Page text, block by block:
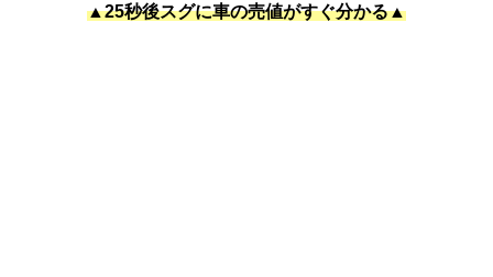
▲25秒後スグに車の売値がすぐ分かる▲